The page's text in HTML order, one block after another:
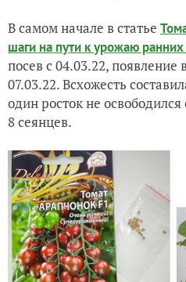
В самом начале в статье
шаги на пути к урожаю
посев с 04.03.22, появление
07.03.22. Всхожесть
один росток не
8 сеянцев.